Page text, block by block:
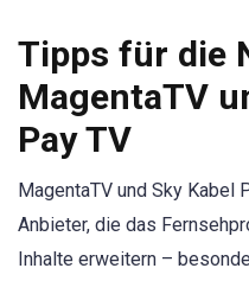
Tipps für die
MagentaTV
Pay TV
MagentaTV und Sky Kabel
Anbieter, die das
Inhalte erweitern –